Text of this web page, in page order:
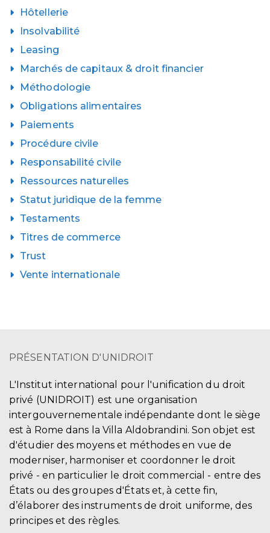
Hôtellerie
Insolvabilité
Leasing
Marchés de capitaux & droit financier
Méthodologie
Obligations alimentaires
Paiements
Procédure civile
Responsabilité civile
Ressources naturelles
Statut juridique de la femme
Testaments
Titres de commerce
Trust
Vente internationale
PRÉSENTATION D'UNIDROIT
L'Institut international pour l'unification du droit
privé (UNIDROIT) est une organisation
intergouvernementale indépendante dont le siège
est à Rome dans la Villa Aldobrandini. Son objet est
d'étudier des moyens et méthodes en vue de
moderniser, harmoniser et coordonner le droit
privé - en particulier le droit commercial - entre des
États ou des groupes d'États et, à cette fin,
d’élaborer des instruments de droit uniforme, des
principes et des règles.